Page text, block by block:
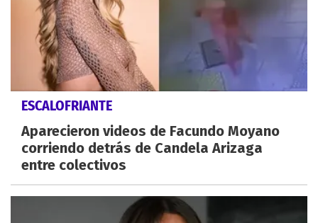
ESCALOFRIANTE
Aparecieron videos de Facundo Moyano
corriendo detrás de Candela Arizaga
entre colectivos